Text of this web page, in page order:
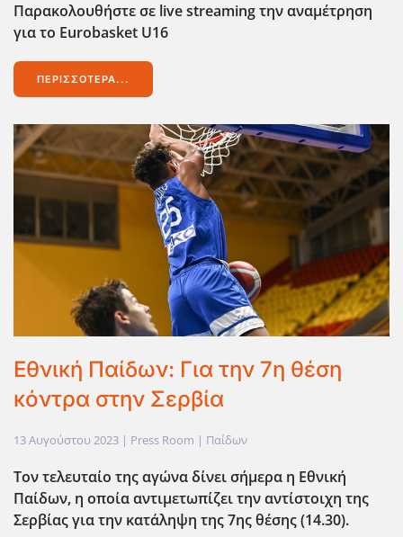
Παρακολουθήστε σε live streaming την αναμέτρηση
για το Eurobasket U16
ΠΕΡΙΣΣΌΤΕΡΑ...
Εθνική Παίδων: Για την 7η θέση
κόντρα στην Σερβία
13 Αυγούστου 2023 | Press Room | Παίδων
Τον τελευταίο της αγώνα δίνει σήμερα η Εθνική
Παίδων, η οποία αντιμετωπίζει την αντίστοιχη της
Σερβίας για την κατάληψη της 7ης θέσης (14.30).